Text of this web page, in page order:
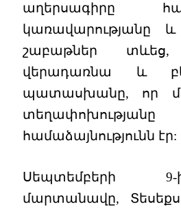
աղերսագիրը
կառավարությանը
շաբաթներ
վերադառնա և
պատասխանը, որ
համաձայնությունն էր:
Սեպտեմբերի
մարտանավը,